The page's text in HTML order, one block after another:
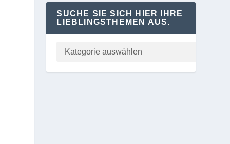
SUCHE SIE SICH HIER IHRE
LIEBLINGSTHEMEN AUS.